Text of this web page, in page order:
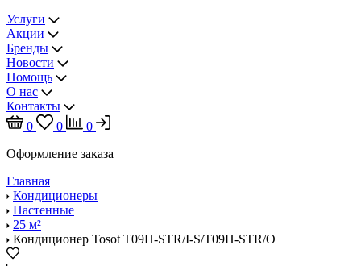
Услуги
Акции
Бренды
Новости
Помощь
О нас
Контакты
0
0
0
Оформление заказа
Главная
Кондиционеры
Настенные
25 м²
Кондиционер Tosot T09H-STR/I-S/T09H-STR/O